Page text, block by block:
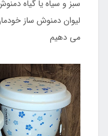
سبز و سیاه یا گیاه
لیوان دمنوش ساز
می دهیم